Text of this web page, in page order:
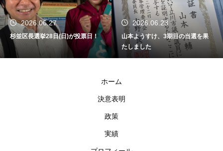
2026.06.27
杉並区長選挙28日(日)が投票日！
2026.06.23
山本ようすけ、3期目の当選を果
たしました
ホーム
決意表明
政策
実績